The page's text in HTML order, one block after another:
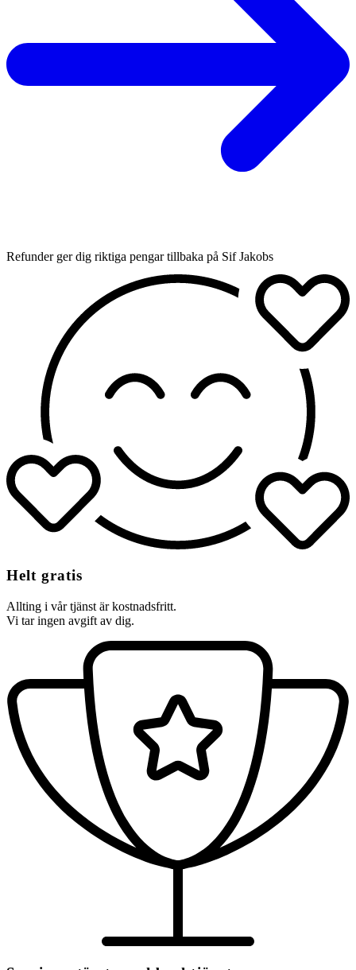
Refunder ger dig riktiga pengar tillbaka på Sif Jakobs
Helt gratis
Allting i vår tjänst är kostnadsfritt.
Vi tar ingen avgift av dig.